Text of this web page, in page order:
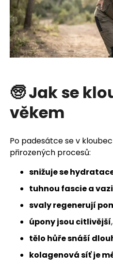
🧓 Jak se
věkem
Po padesátce se v
přirozených procesů:
snižuje se
tuhnou fascie a
svaly regenerují
úpony jsou citlivější,
tělo hůře snáší
kolagenová síť je
D
o
p
o
u
č
j
e